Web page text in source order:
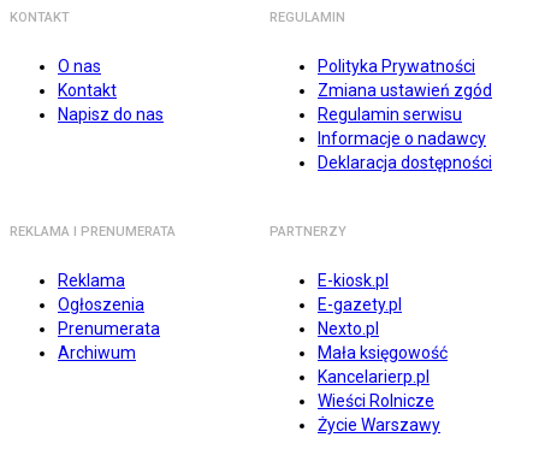
KONTAKT
O nas
Kontakt
Napisz do nas
REGULAMIN
Polityka Prywatności
Zmiana ustawień zgód
Regulamin serwisu
Informacje o nadawcy
Deklaracja dostępności
REKLAMA I PRENUMERATA
Reklama
Ogłoszenia
Prenumerata
Archiwum
PARTNERZY
E-kiosk.pl
E-gazety.pl
Nexto.pl
Mała księgowość
Kancelarierp.pl
Wieści Rolnicze
Życie Warszawy